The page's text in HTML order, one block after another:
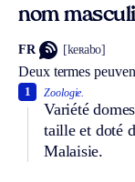
nom
FR [keʀabo]
Deux termes
Zoologie.
Variété
taille et doté
Malaisie.
1